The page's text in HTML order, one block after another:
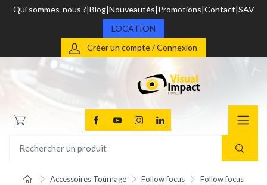
Qui sommes-nous ? Blog Nouveautés Promotions Contact SAV
LOCATION
Créer un compte / Connexion
Accessoires Tournage Follow focus
Follow focus